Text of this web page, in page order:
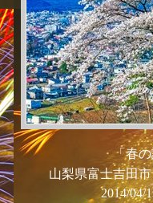
「春
山梨県富士吉田
2014/04/